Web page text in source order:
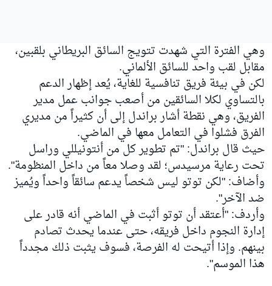
وهي الفترة التي شهدت تتويج السائق البريطاني بلقبين،
مقابل لقب واحد للسائق الألماني.
لكن في بيئة فريق تنافسية للغاية، يُعد إظهار الدعم
بالتساوي لكلا السائقين من أصعب جوانب عمل مدير
الفريق، وهي نقطة أشار براندل إلى أن كثيراً من مديري
الفرق فشلوا في التعامل معها في الماضي.
حيث قال براندل: "تم تطوير كل من أنتونيللي وراسل
تحت رعاية مرسيدس؛ لقد وصلا معاً من داخل المنظومة".
وأضاف: "لكن توتو ليس شخصاً يدعم سائقاً واحداً ويُميز
ضد الآخر".
وأردف: "أعتقد أن توتو أثبت في الماضي أنه قادر على
إدارة النجوم داخل فريقه، حتى عندما يحدث تصادم
بينهم. وإذا أتيحت له الفرصة، فسوف يثبت ذلك مجدداً
هذا الموسم".